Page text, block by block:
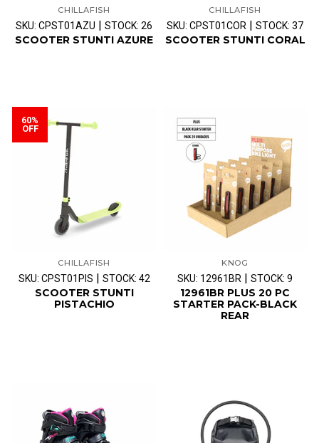
CHILLAFISH
SKU: CPST01AZU | STOCK: 26
SCOOTER STUNTI AZURE
CHILLAFISH
SKU: CPST01COR | STOCK: 37
SCOOTER STUNTI CORAL
60%
OFF
CHILLAFISH
SKU: CPST01PIS | STOCK: 42
SCOOTER STUNTI
PISTACHIO
KNOG
SKU: 12961BR | STOCK: 9
12961BR PLUS 20 PC
STARTER PACK-BLACK
REAR